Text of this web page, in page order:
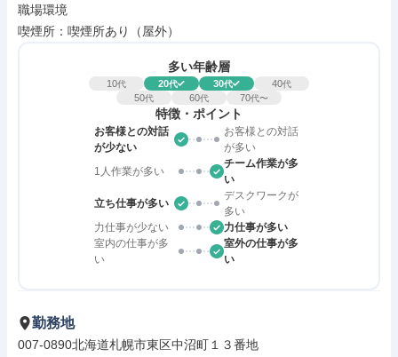
職場環境
喫煙所：喫煙所あり（屋外）
多い年齢層
10代 20代 30代 40代
50代 60代 70代〜
特徴・ポイント
お客様との対話
が少ない
お客様との対話
が多い
1人作業が多い
チーム作業が多
い
立ち仕事が多い
デスクワークが
多い
力仕事が少ない
力仕事が多い
室内の仕事が多
い
室外の仕事が多
い
勤務地
007-0890北海道札幌市東区中沼町１３番地